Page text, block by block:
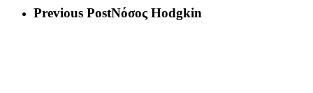
Previous PostΝόσος Hodgkin